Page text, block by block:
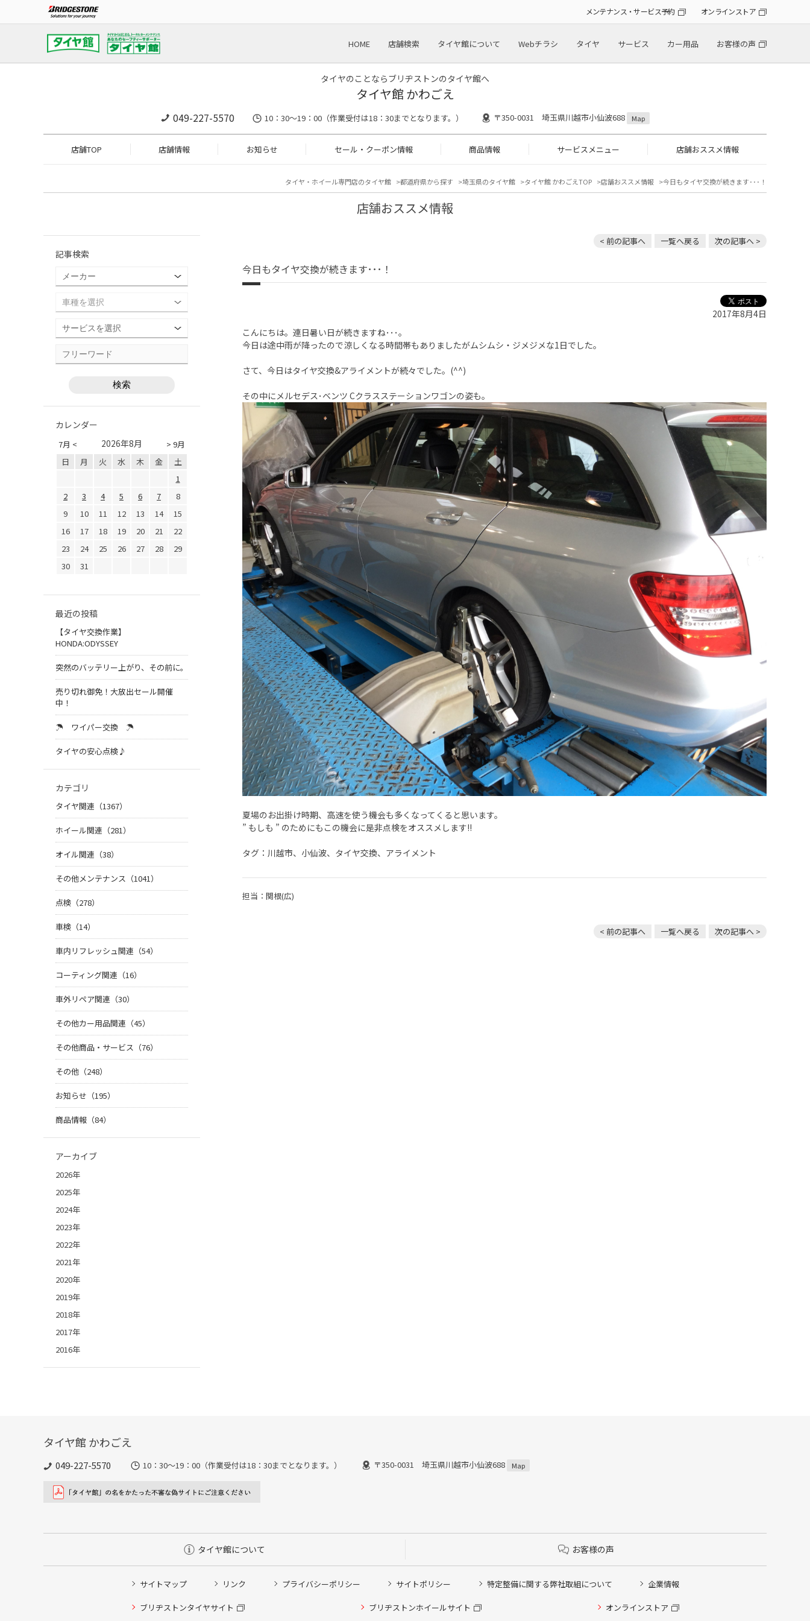
メンテナンス・サービス予約 オンラインストア
HOME 店舗検索 タイヤ館について Webチラシ タイヤ サービス カー用品 お客様の声
タイヤのことならブリヂストンのタイヤ館へ
タイヤ館 かわごえ
049-227-5570 10：30～19：00（作業受付は18：30までとなります。） 〒350-0031 埼玉県川越市小仙波688 Map
店舗TOP 店舗情報 お知らせ セール・クーポン情報 商品情報 サービスメニュー 店舗おススメ情報
タイヤ・ホイール専門店のタイヤ館 都道府県から探す 埼玉県のタイヤ館 タイヤ館 かわごえTOP 店舗おススメ情報 今日もタイヤ交換が続きます･･･！
店舗おススメ情報
< 前の記事へ 一覧へ戻る 次の記事へ >
今日もタイヤ交換が続きます･･･！
2017年8月4日
こんにちは。連日暑い日が続きますね･･･。
今日は途中雨が降ったので涼しくなる時間帯もありましたがムシムシ・ジメジメな1日でした。
さて、今日はタイヤ交換&アライメントが続々でした。(^^)
その中にメルセデス･ベンツ Cクラスステーションワゴンの姿も。
夏場のお出掛け時期、高速を使う機会も多くなってくると思います。
” もしも ” のためにもこの機会に是非点検をオススメします!!
タグ：川越市、小仙波、タイヤ交換、アライメント
担当：関根(広)
< 前の記事へ 一覧へ戻る 次の記事へ >
記事検索
カレンダー
7月 < > 9月
2026年8月
日 月 火 水 木 金
土
1
2
3 4 5 6 7
8
9
10 11 12 13 14
15
16
17 18 19 20 21
22
23
24 25 26 27 28
29
30
31
最近の投稿
【タイヤ交換作業】
HONDA:ODYSSEY
突然のバッテリー上がり、その前に。
売り切れ御免！大放出セール開催
中！
☂ ワイパー交換 ☂
タイヤの安心点検♪
カテゴリ
タイヤ関連（1367）
ホイール関連（281）
オイル関連（38）
その他メンテナンス（1041）
点検（278）
車検（14）
車内リフレッシュ関連（54）
コーティング関連（16）
車外リペア関連（30）
その他カー用品関連（45）
その他商品・サービス（76）
その他（248）
お知らせ（195）
商品情報（84）
アーカイブ
2026年
2025年
2024年
2023年
2022年
2021年
2020年
2019年
2018年
2017年
2016年
タイヤ館 かわごえ
049-227-5570 10：30～19：00（作業受付は18：30までとなります。） 〒350-0031 埼玉県川越市小仙波688 Map
タイヤ館について お客様の声
サイトマップ リンク プライバシーポリシー サイトポリシー 特定整備に関する弊社取組について 企業情報
ブリヂストンタイヤサイト ブリヂストンホイールサイト オンラインストア
タイヤ点検・安全点検/タイヤ履き替え/オイル交換/その他ピット作業の予約
クローク契約会員専用タイヤ履き替え※タイヤ履き替えを希望のクローク契約会員の方はこちらを選択ください